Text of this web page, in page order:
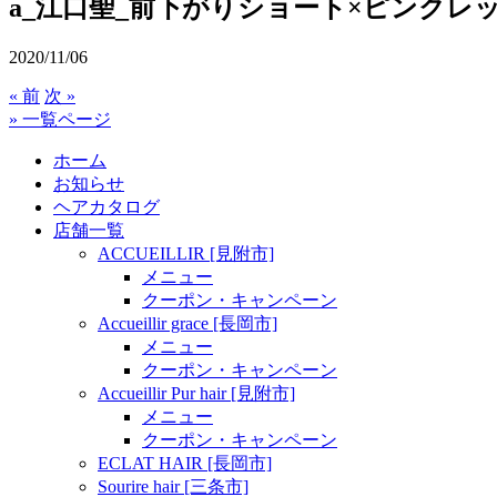
a_江口聖_前下がりショート×ピンクレ
2020/11/06
« 前 次 »
» 一覧ページ
ホーム
お知らせ
ヘアカタログ
店舗一覧
ACCUEILLIR [見附市]
メニュー
クーポン・キャンペーン
Accueillir grace [長岡市]
メニュー
クーポン・キャンペーン
Accueillir Pur hair [見附市]
メニュー
クーポン・キャンペーン
ECLAT HAIR [長岡市]
Sourire hair [三条市]